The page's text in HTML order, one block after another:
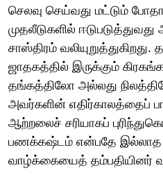
செலவு செய்வது மட்டும்
முதலீடுகளில்
சாஸ்திரம்
ஜாதகத்தில் இருக்கும்
தங்கத்திலோ அல்லது
அவர்களின் எதிர்காலத்தைப்
ஆற்றலைச் சரியாகப்
பணக்கஷ்டம் என்பதே இல்லாத
வாழ்க்கையைத் தம்பதியினர்